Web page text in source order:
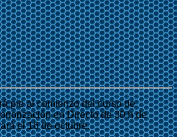
pie al comienzo del curso de
en Directo de 30 h de
el 16 de octubre.